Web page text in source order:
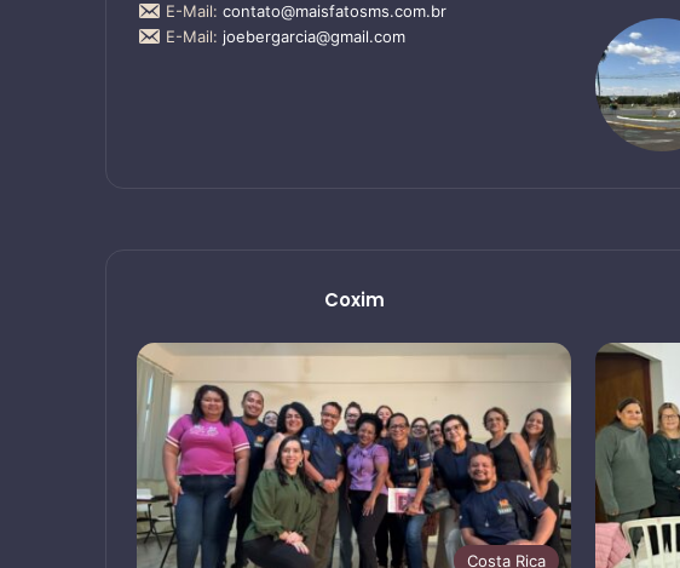
E-Mail: contato@maisfatosms.com.br
E-Mail: joebergarcia@gmail.com
Coxim
Costa Rica